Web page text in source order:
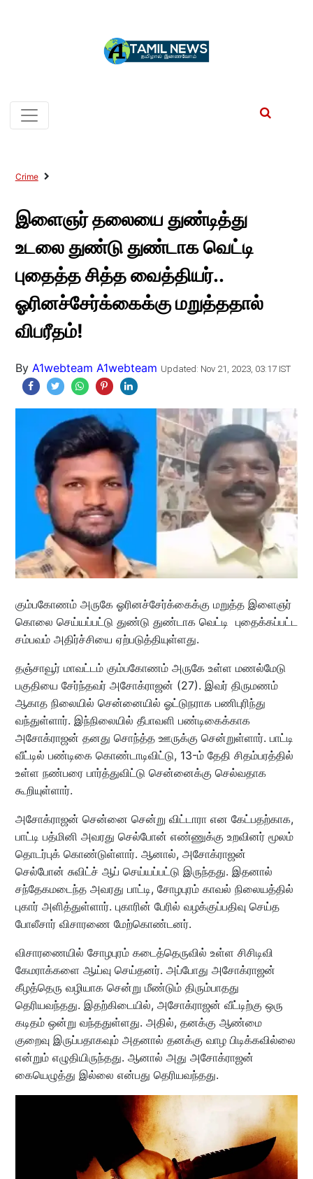
Crime
இளைஞர் தலையை துண்டித்து
உடலை துண்டு துண்டாக வெட்டி
புதைத்த சித்த வைத்தியர்..
ஓரினச்சேர்க்கைக்கு மறுத்ததால்
விபரீதம்!
By A1webteam A1webteam Updated: Nov 21, 2023, 03:17 IST
கும்பகோணம் அருகே ஓரினச்சேர்க்கைக்கு மறுத்த இளைஞர்
கொலை செய்யப்பட்டு துண்டு துண்டாக வெட்டி புதைக்கப்பட்ட
சம்பவம் அதிர்ச்சியை ஏற்படுத்தியுள்ளது.
தஞ்சாவூர் மாவட்டம் கும்பகோணம் அருகே உள்ள மணல்மேடு
பகுதியை சேர்ந்தவர் அசோக்ராஜன் (27). இவர் திருமணம்
ஆகாத நிலையில் சென்னையில் ஓட்டுநராக பணிபுரிந்து
வந்துள்ளார். இந்நிலையில் தீபாவளி பண்டிகைக்காக
அசோக்ராஜன் தனது சொந்த்த ஊருக்கு சென்றுள்ளார். பாட்டி
வீட்டில் பண்டிகை கொண்டாடிவிட்டு, 13-ம் தேதி சிதம்பரத்தில்
உள்ள நண்பரை பார்த்துவிட்டு சென்னைக்கு செல்வதாக
கூறியுள்ளார்.
அசோக்ராஜன் சென்னை சென்று விட்டாரா என கேட்பதற்காக,
பாட்டி பத்மினி அவரது செல்போன் எண்ணுக்கு உறவினர் மூலம்
தொடர்புக் கொண்டுள்ளார். ஆனால், அசோக்ராஜன்
செல்போன் சுவிட்ச் ஆப் செய்யப்பட்டு இருந்தது. இதனால்
சந்தேகமடைந்த அவரது பாட்டி, சோழபுரம் காவல் நிலையத்தில்
புகார் அளித்துள்ளார். புகாரின் பேரில் வழக்குப்பதிவு செய்த
போலீசார் விசாரணை மேற்கொண்டனர்.
விசாரணையில் சோழபுரம் கடைத்தெருவில் உள்ள சிசிடிவி
கேமராக்களை ஆய்வு செய்தனர். அப்போது அசோக்ராஜன்
கீழத்தெரு வழியாக சென்று மீண்டும் திரும்பாதது
தெரியவந்தது. இதற்கிடையில், அசோக்ராஜன் வீட்டிற்கு ஒரு
கடிதம் ஒன்று வந்ததுள்ளது. அதில், தனக்கு ஆண்மை
குறைவு இருப்பதாகவும் அதனால் தனக்கு வாழ பிடிக்கவில்லை
என்றும் எழுதியிருந்தது. ஆனால் அது அசோக்ராஜன்
கையெழுத்து இல்லை என்பது தெரியவந்தது.